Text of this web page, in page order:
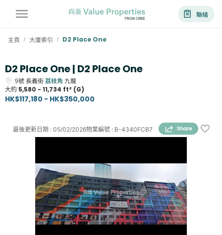
聯絡
主頁 / 大廈索引 / D2 Place One
D2 Place One | D2 Place One
9號長義街荔枝角 九龍
大約 5,580 - 11,734 ft² (G)
HK$117,180 - HK$350,000
物業編號 : B-4340FCB7
最後更新日期 : 05/02/2026